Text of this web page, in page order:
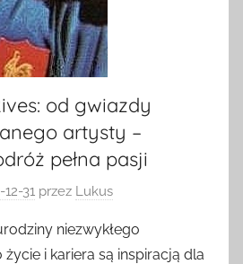
od gwiazdy
artysty –
pełna pasji
31 przez Lukus
niezwykłego
życie i kariera są inspiracją dla